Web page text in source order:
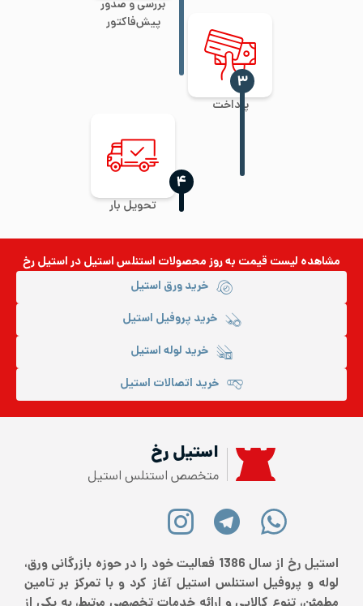
بررسی و صدور
پیش‌فاکتور
پرداخت
‍۳
تحویل بار
‍۴
مشاهده لیست قیمت به روزمحصولات استنلس استیلدر استیل رخ
خرید ورق استیل
خرید پروفیل استیل
خرید لوله استیل
خرید اتصالات استیل
استیل رخ
متخصص استنلس استیل
استیل رخ از سال 1386 فعالیت خود را در حوزه بازرگانی ورق،
لوله و پروفیل استنلس استیل آغاز کرد و با تمرکز بر تامین